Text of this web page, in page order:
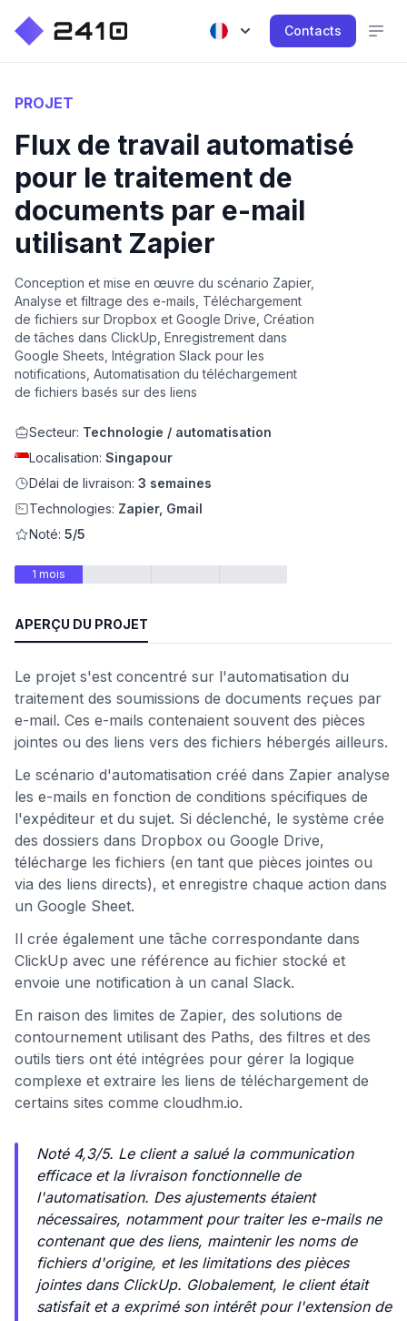
Contacts
PROJET
Flux de travail automatisé
pour le traitement de
documents par e-mail
utilisant Zapier
Conception et mise en œuvre du scénario Zapier,
Analyse et filtrage des e-mails, Téléchargement
de fichiers sur Dropbox et Google Drive, Création
de tâches dans ClickUp, Enregistrement dans
Google Sheets, Intégration Slack pour les
notifications, Automatisation du téléchargement
de fichiers basés sur des liens
Secteur: Technologie / automatisation
Localisation: Singapour
Délai de livraison: 3 semaines
Technologies: Zapier, Gmail
Noté: 5/5
1 mois
APERÇU DU PROJET
Le projet s'est concentré sur l'automatisation du
traitement des soumissions de documents reçues par
e-mail. Ces e-mails contenaient souvent des pièces
jointes ou des liens vers des fichiers hébergés ailleurs.
Le scénario d'automatisation créé dans Zapier analyse
les e-mails en fonction de conditions spécifiques de
l'expéditeur et du sujet. Si déclenché, le système crée
des dossiers dans Dropbox ou Google Drive,
télécharge les fichiers (en tant que pièces jointes ou
via des liens directs), et enregistre chaque action dans
un Google Sheet.
Il crée également une tâche correspondante dans
ClickUp avec une référence au fichier stocké et
envoie une notification à un canal Slack.
En raison des limites de Zapier, des solutions de
contournement utilisant des Paths, des filtres et des
outils tiers ont été intégrées pour gérer la logique
complexe et extraire les liens de téléchargement de
certains sites comme cloudhm.io.
Noté 4,3/5. Le client a salué la communication
efficace et la livraison fonctionnelle de
l'automatisation. Des ajustements étaient
nécessaires, notamment pour traiter les e-mails ne
contenant que des liens, maintenir les noms de
fichiers d'origine, et les limitations des pièces
jointes dans ClickUp. Globalement, le client était
satisfait et a exprimé son intérêt pour l'extension de